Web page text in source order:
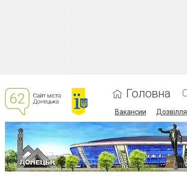
Головна
Вакансии Дозвілля